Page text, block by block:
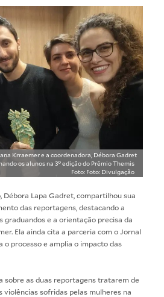
Krraemer e a coordenadora, Débora Gadret
os alunos na 3° edição do Prêmio Themis
Foto: Foto: Divulgação
Débora Lapa Gadret, compartilhou sua
das reportagens, destacando a
graduandos e a orientação precisa da
Ela ainda cita a parceria com oJornal
o processo e amplia o impacto das
sobre as duas reportagens tratarem de
violências sofridas pelas mulheres na